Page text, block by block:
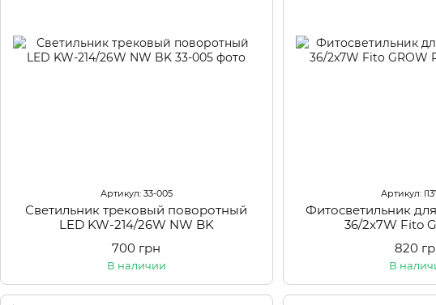
Артикул: 33-005
Светильник трековый поворотный
LED KW-214/26W NW BK
700 грн
В наличии
Артикул:
Фитосветильник
36/2x7W Fito
820
В